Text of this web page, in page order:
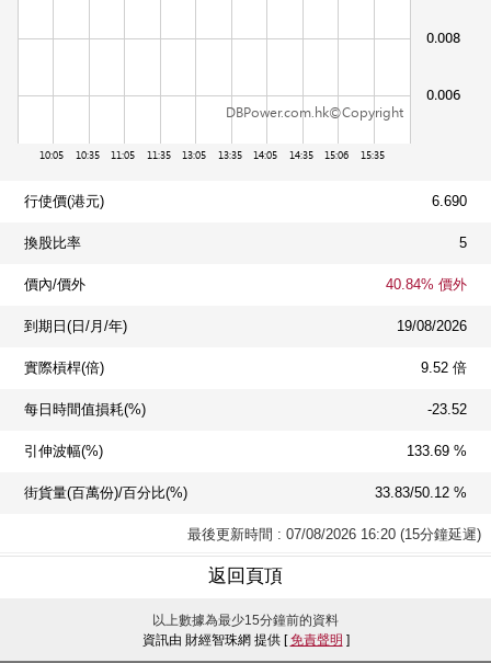
行使價(港元) 6.690
換股比率 5
價內/價外 40.84% 價外
到期日(日/月/年) 19/08/2026
實際槓桿(倍) 9.52 倍
每日時間值損耗(%) -23.52
引伸波幅(%) 133.69 %
街貨量(百萬份)/百分比(%) 33.83/50.12 %
最後更新時間 : 07/08/2026 16:20 (15分鐘延遲)
返回頁頂
以上數據為最少15分鐘前的資料
資訊由 財經智珠網 提供 [免責聲明 ]